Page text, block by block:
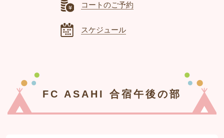
コートのご予約
スケジュール
FC ASAHI 合宿午後の部